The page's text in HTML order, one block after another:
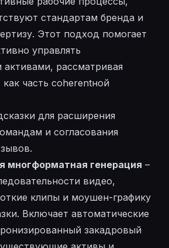
стандартам бренда и
Этот подход помогает
управлять
рассматривая
часть coherentной
для расширения
и согласования
многформатная генерация –
видео,
клипы и моушен-графику
Включает автоматические
закадровый